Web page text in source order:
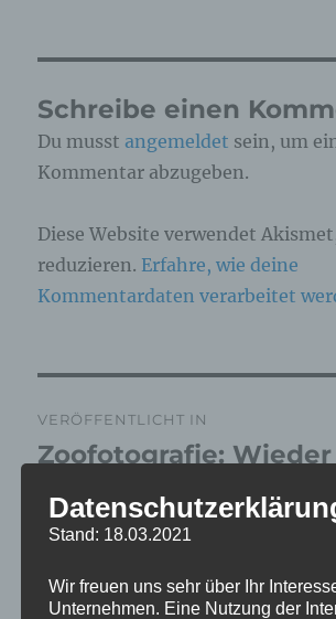
Schreibe einen
Du musst angemeldet sein, um
Kommentar abzugeben.
Diese Website verwendet
reduzieren. Erfahre, wie deine
Kommentardaten verarbeitet
VERÖFFENTLICHT IN
Zoofotografie:
Grömitz am 16.04.2026
Stand: 18.03.2021
Wir freuen uns sehr über Ihr
Unternehmen. Eine Nutzung der